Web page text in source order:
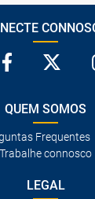
QUEM SOMOS
Frequentes
Trabalhe connosco
LEGAL